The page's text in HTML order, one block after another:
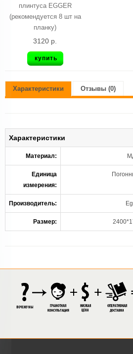
плинтуса EGGER
(рекомендуется 8 шт на
планку)
3120 р.
купить
Характеристики Отзывы (0)
Характеристики
Материал:
Единица
измерения:
Производитель:
Размер: